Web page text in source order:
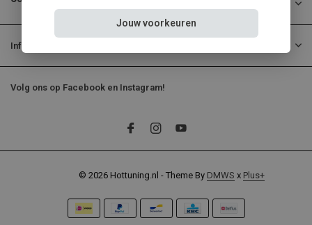
Informatie
Volg ons op Facebook en Instagram!
© 2026 Hottuning.nl - Theme By DMWS x Plus+
Jouw voorkeuren